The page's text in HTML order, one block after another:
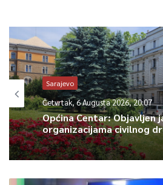
analizi Ureda – doživio je fijasko.
primjera u kojima supervizor nije
inspekcijski nalaz utvrdio kršenje
približno 250 supervizora, desetak ih
s liste. Ujedno to je i jedina sankcija
Osim toga, postoji pravna kolizija
mogao tražiti poništenje konkursa
nezakonitosti.
Sarajevo
Četvrtak, 6 Augusta 2026, 20:07
Općina Centar: Objavljen
organizacijama civilnog